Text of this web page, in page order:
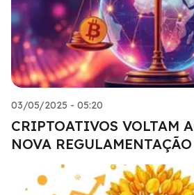
03/05/2025 - 05:20
CRIPTOATIVOS VOLTAM
NOVA